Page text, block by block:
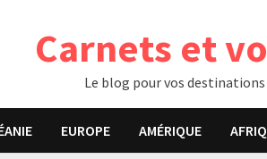
Carnets et
Le blog pour vos destinations
EUROPE AMÉRIQUE